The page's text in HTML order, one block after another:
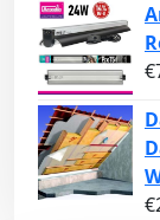
€
€